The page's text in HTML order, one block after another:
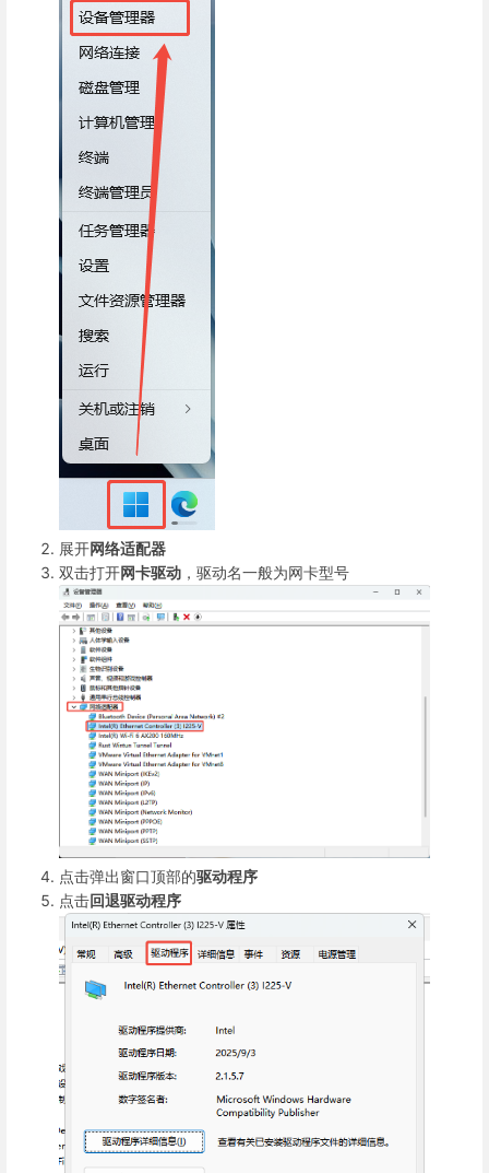
展开网络适配器
双击打开网卡驱动 ，驱动名一般为网卡型号
点击弹出窗口顶部的驱动程序
点击回退驱动程序